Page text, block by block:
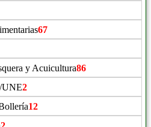
67
y Acuicultura86
UNE2
12